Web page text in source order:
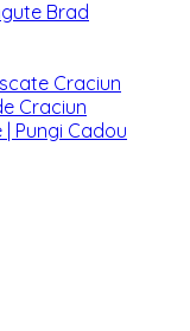
Brad
Craciun
Craciun
| Pungi Cadou